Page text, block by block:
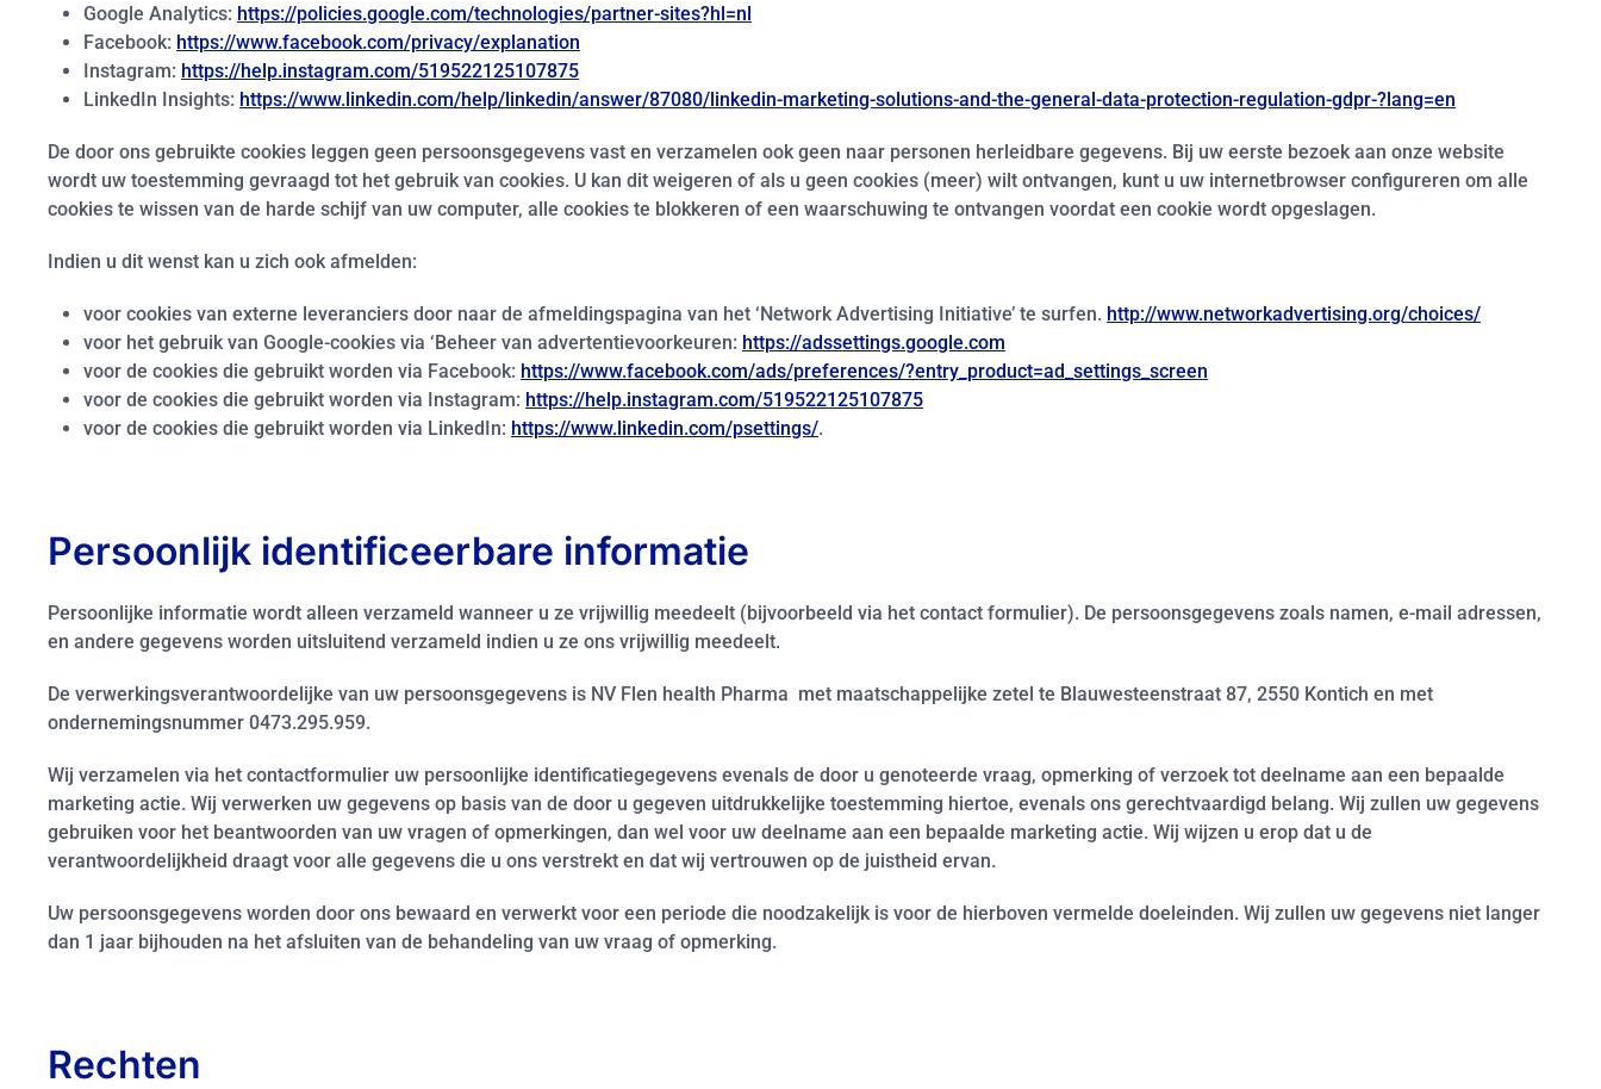
Google Analytics: https://policies.google.com/technologies/partner-sites?hl=nl
Facebook: https://www.facebook.com/privacy/explanation
Instagram: https://help.instagram.com/519522125107875
LinkedIn Insights: https://www.linkedin.com/help/linkedin/answer/87080/linkedin-marketing-solutions-and-the-general-data-protection-regulation-gdpr-?lang=en
De door ons gebruikte cookies leggen geen persoonsgegevens vast en verzamelen ook geen naar personen herleidbare gegevens. Bij uw eerste bezoek aan onze website
wordt uw toestemming gevraagd tot het gebruik van cookies. U kan dit weigeren of als u geen cookies (meer) wilt ontvangen, kunt u uw internetbrowser configureren om alle
cookies te wissen van de harde schijf van uw computer, alle cookies te blokkeren of een waarschuwing te ontvangen voordat een cookie wordt opgeslagen.
Indien u dit wenst kan u zich ook afmelden:
voor cookies van externe leveranciers door naar de afmeldingspagina van het ‘Network Advertising Initiative’ te surfen. http://www.networkadvertising.org/choices/
voor het gebruik van Google-cookies via ‘Beheer van advertentievoorkeuren: https://adssettings.google.com
voor de cookies die gebruikt worden via Facebook: https://www.facebook.com/ads/preferences/?entry_product=ad_settings_screen
voor de cookies die gebruikt worden via Instagram: https://help.instagram.com/519522125107875
voor de cookies die gebruikt worden via LinkedIn: https://www.linkedin.com/psettings/.
Persoonlijk identificeerbare informatie
Persoonlijke informatie wordt alleen verzameld wanneer u ze vrijwillig meedeelt (bijvoorbeeld via het contact formulier). De persoonsgegevens zoals namen, e-mail adressen,
en andere gegevens worden uitsluitend verzameld indien u ze ons vrijwillig meedeelt.
De verwerkingsverantwoordelijke van uw persoonsgegevens is NV Flen health Pharma met maatschappelijke zetel te Blauwesteenstraat 87, 2550 Kontich en met
ondernemingsnummer 0473.295.959.
Wij verzamelen via het contactformulier uw persoonlijke identificatiegegevens evenals de door u genoteerde vraag, opmerking of verzoek tot deelname aan een bepaalde
marketing actie. Wij verwerken uw gegevens op basis van de door u gegeven uitdrukkelijke toestemming hiertoe, evenals ons gerechtvaardigd belang. Wij zullen uw gegevens
gebruiken voor het beantwoorden van uw vragen of opmerkingen, dan wel voor uw deelname aan een bepaalde marketing actie. Wij wijzen u erop dat u de
verantwoordelijkheid draagt voor alle gegevens die u ons verstrekt en dat wij vertrouwen op de juistheid ervan.
Uw persoonsgegevens worden door ons bewaard en verwerkt voor een periode die noodzakelijk is voor de hierboven vermelde doeleinden. Wij zullen uw gegevens niet langer
dan 1 jaar bijhouden na het afsluiten van de behandeling van uw vraag of opmerking.
Rechten